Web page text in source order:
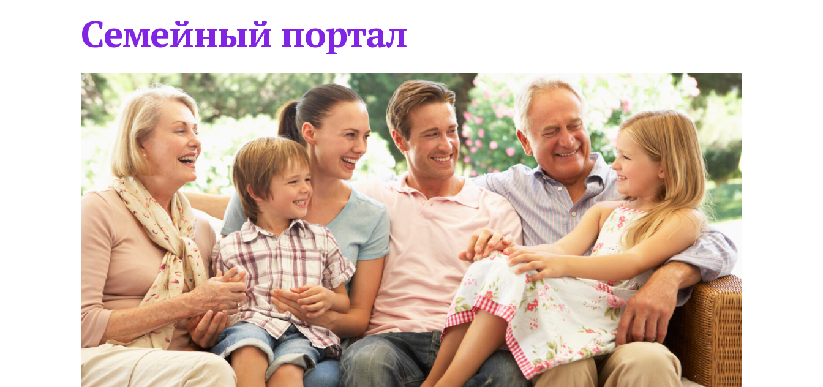
Семейный портал